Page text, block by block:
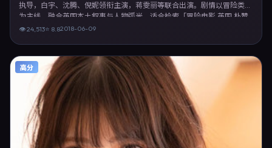
执导，白宇、沈腾、倪妮领衔主演，蒋雯丽等联合出演。剧情以冒险类型
为主线，融合英国本土叙事与人物弧光，适合检索「冒险电影 英国 朴赞
郁 白宇」等关键词的观众。2018年6月9日起在英国地区网络平台首播，
👁24,513⭐ 8.82018-06-09
高分